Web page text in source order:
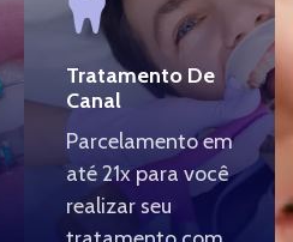
Tratamento De
Canal
Parcelamento em
até 21x para você
realizar seu